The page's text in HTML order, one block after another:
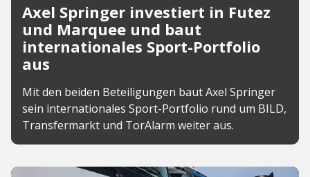
Axel Springer investiert in Futez
und Marquee und baut
internationales Sport-Portfolio
aus
Mit den beiden Beteiligungen baut Axel Springer
sein internationales Sport-Portfolio rund um BILD,
Transfermarkt und TorAlarm weiter aus.